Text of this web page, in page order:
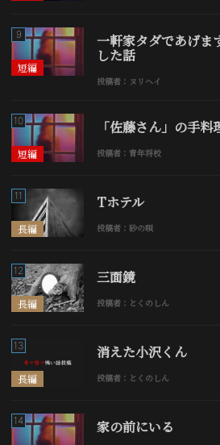
短編
9 一軒家タダであげま
した話
投稿者：ヌリヘイ
短編
10 「佐藤さん」の手料
投稿者：青年将校
長編
11 Tホテル
投稿者：砂の唄
長編
12 三面鏡
投稿者：とくのしん
長編
13 消えた小沢くん
投稿者：とくのしん
14 家の前にいる